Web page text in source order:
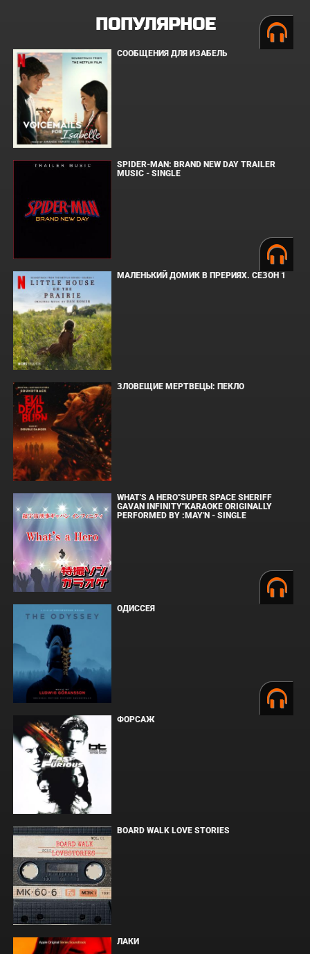
ПОПУЛЯРНОЕ
СООБЩЕНИЯ ДЛЯ ИЗАБЕЛЬ
SPIDER-MAN: BRAND NEW DAY TRAILER
MUSIC - SINGLE
МАЛЕНЬКИЙ ДОМИК В ПРЕРИЯХ. СЕЗОН 1
ЗЛОВЕЩИЕ МЕРТВЕЦЫ: ПЕКЛО
WHAT'S A HERO"SUPER SPACE SHERIFF
GAVAN INFINITY"KARAOKE ORIGINALLY
PERFORMED BY :MAY'N - SINGLE
ОДИССЕЯ
ФОРСАЖ
BOARD WALK LOVE STORIES
ЛАКИ